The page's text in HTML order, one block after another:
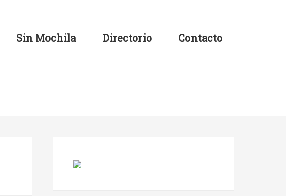
Sin Mochila Directorio Contacto